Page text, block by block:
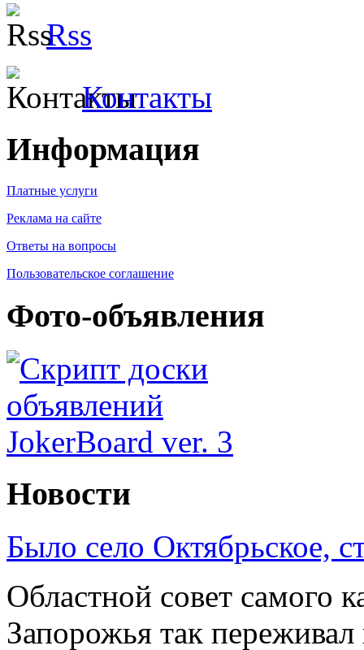
Rss
Контакты
Информация
Платные услуги
Реклама на сайте
Ответы на вопросы
Пользовательское соглашение
Фото-объявления
Новости
Было село Октябрьское,
Областной совет самого
Запорожья так